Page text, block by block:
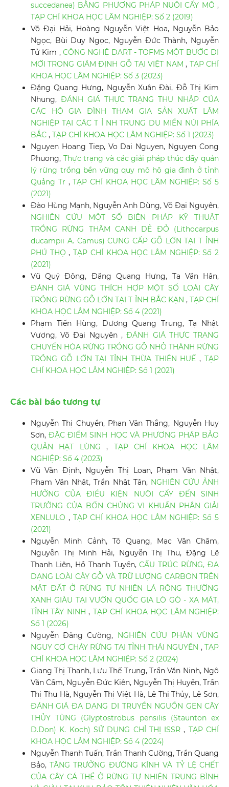
succedanea) BẰNG PHƯƠNG PHÁP NUÔI CẤY MÔ,
TẠP CHÍ KHOA HỌC LÂM NGHIỆP: Số 2 (2019)
Võ Đại Hải, Hoàng Nguyễn Việt Hoa, Nguyễn Bảo
Ngọc, Bùi Duy Ngọc, Nguyễn Đức Thành, Nguyễn
Tử Kim , CÔNG NGHỆ DART - TOFMS MỘT BƯỚC ĐI
MỚI TRONG GIÁM ĐỊNH GỖ TẠI VIỆT NAM, TẠP CHÍ
KHOA HỌC LÂM NGHIỆP: Số 3 (2023)
Đặng Quang Hưng, Nguyễn Xuân Đài, Đỗ Thị Kim
Nhung, ĐÁNH GIÁ THỰC TRẠNG THU NHẬP CỦA
CÁC HỘ GIA ĐÌNH THAM GIA SẢN XUẤT LÂM
NGHIỆP TẠI CÁC T Ỉ NH TRUNG DU MIỀN NÚI PHÍA
BẮC , TẠP CHÍ KHOA HỌC LÂM NGHIỆP: Số 1 (2023)
Nguyen Hoang Tiep, Vo Dai Nguyen, Nguyen Cong
Phuong, Thực trạng và các giải pháp thúc đẩy quản
lý rừng trồng bền vững quy mô hộ gia đình ở tỉnh
Quảng Tr ,TẠP CHÍ KHOA HỌC LÂM NGHIỆP: Số 5
(2021)
Đào Hùng Mạnh, Nguyễn Anh Dũng, Võ Đại Nguyên,
NGHIÊN CỨU MỘT SỐ BIỆN PHÁP KỸ THUẬT
TRỒNG RỪNG THÂM CANH DẺ ĐỎ (Lithocarpus
ducampii A. Camus) CUNG CẤP GỖ LỚN TẠI T ỈNH
PHÚ THỌ,TẠP CHÍ KHOA HỌC LÂM NGHIỆP: Số 2
(2021)
Vũ Quý Đông, Đặng Quang Hưng, Tạ Văn Hân,
ĐÁNH GIÁ VÙNG THÍCH HỢP MỘT SỐ LOÀI CÂY
TRỒNG RỪNG GỖ LỚN TẠI T ỈNH BẮC KẠN , TẠP CHÍ
KHOA HỌC LÂM NGHIỆP: Số 4 (2021)
Phạm Tiến Hùng, Dương Quang Trung, Tạ Nhật
Vượng, Võ Đại Nguyên ,ĐÁNH GIÁ THỰC TRẠNG
CHUYỂN HÓA RỪNG TRỒNG GỖ NHỎ THÀNH RỪNG
TRỒNG GỖ LỚN TẠI TỈNH THỪA THIÊN HUẾ,TẠP
CHÍ KHOA HỌC LÂM NGHIỆP: Số 1 (2021)
Các bài báo tương tự
Nguyễn Thị Chuyền, Phan Văn Thắng, Nguyễn Huy
Sơn,ĐẶC ĐIỂM SINH HỌC VÀ PHƯƠNG PHÁP BẢO
QUẢN HẠT LÙNG, TẠP CHÍ KHOA HỌC LÂM
NGHIỆP: Số 4 (2023)
Vũ Văn Định, Nguyễn Thị Loan, Phạm Văn Nhật,
Phạm Văn Nhật, Trần Nhật Tân, NGHIÊN CỨU ẢNH
HƯỞNG CỦA ĐIỀU KIỆN NUÔI CẤY ĐẾN SINH
TRƯỞNG CỦA BỐN CHỦNG VI KHUẨN PHÂN GIẢI
XENLULO , TẠP CHÍ KHOA HỌC LÂM NGHIỆP: Số 5
(2021)
Nguyễn Minh Cảnh, Tô Quang, Mạc Văn Chăm,
Nguyễn Thị Minh Hải, Nguyễn Thị Thu, Đặng Lê
Thanh Liên, Hồ Thanh Tuyền,CẤU TRÚC RỪNG, ĐA
DẠNG LOÀI CÂY GỖ VÀ TRỮ LƯỢNG CARBON TRÊN
MẶT ĐẤT Ở RỪNG TỰ NHIÊN LÁ RỘNG THƯỜNG
XANH GIÀU TẠI VƯỜN QUỐC GIA LÒ GÒ - XA MÁT,
TỈNH TÂY NINH, TẠP CHÍ KHOA HỌC LÂM NGHIỆP:
Số 1 (2026)
Nguyễn Đăng Cường,
NGHIÊN CỨU PHÂN VÙNG
NGUY CƠ CHÁY RỪNG TẠI TỈNH THÁI NGUYÊN ,TẠP
CHÍ KHOA HỌC LÂM NGHIỆP: Số 2 (2024)
Giang Thị Thanh, Lưu Thế Trung, Trần Văn Ninh, Ngô
Văn Cầm, Nguyễn Đức Kiên, Nguyễn Thị Huyền, Trần
Thị Thu Hà, Nguyễn Thị Việt Hà, Lê Thị Thủy, Lê Sơn,
ĐÁNH GIÁ ĐA DẠNG DI TRUYỀN NGUỒN GEN CÂY
THỦY TÙNG (Glyptostrobus pensilis (Staunton ex
D.Don) K. Koch) SỬ DỤNG CHỈ THỊ ISSR, TẠP CHÍ
KHOA HỌC LÂM NGHIỆP: Số 4 (2024)
Nguyễn Thanh Tuấn, Trần Thanh Cường, Trần Quang
Bảo,TĂNG TRƯỞNG ĐƯỜNG KÍNH VÀ TỶ LỆ CHẾT
CỦA CÂY CÁ THỂ Ở RỪNG TỰ NHIÊN TRUNG BÌNH